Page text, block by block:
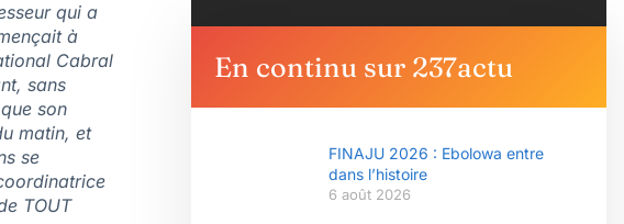
qui a
à
Cabral
sans
son
matin, et
se
TOUT
En continu sur 237actu
FINAJU 2026 : Ebolowa entre
dans l’histoire
6 août 2026